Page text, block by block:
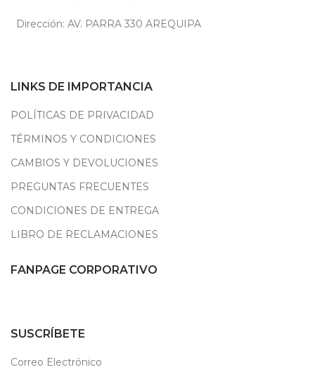
Dirección: AV. PARRA 330 AREQUIPA
LINKS DE IMPORTANCIA
POLÍTICAS DE PRIVACIDAD
TÉRMINOS Y CONDICIONES
CAMBIOS Y DEVOLUCIONES
PREGUNTAS FRECUENTES
CONDICIONES DE ENTREGA
LIBRO DE RECLAMACIONES
FANPAGE CORPORATIVO
SUSCRÍBETE
Correo Electrónico